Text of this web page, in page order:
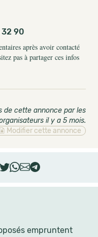
empruntent
32 90
après avoir contacté
pas à partager ces infos
de cette annonce par les
il y a 5 mois.
Modifier cette annonce